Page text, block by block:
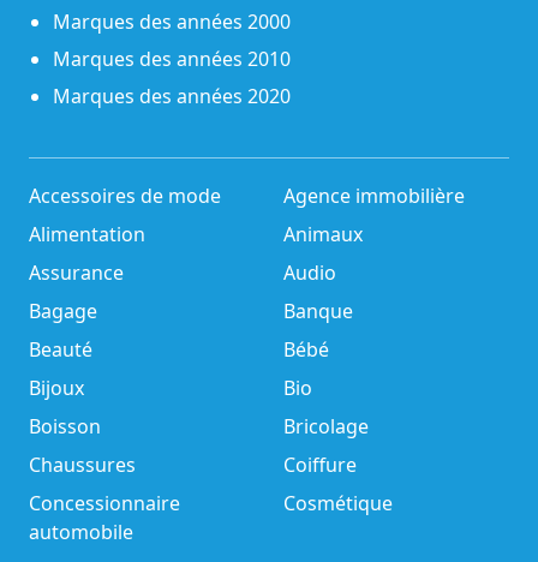
Marques des années 2000
Marques des années 2010
Marques des années 2020
Accessoires de mode
Agence immobilière
Alimentation
Animaux
Assurance
Audio
Bagage
Banque
Beauté
Bébé
Bijoux
Bio
Boisson
Bricolage
Chaussures
Coiffure
Concessionnaire
automobile
Cosmétique